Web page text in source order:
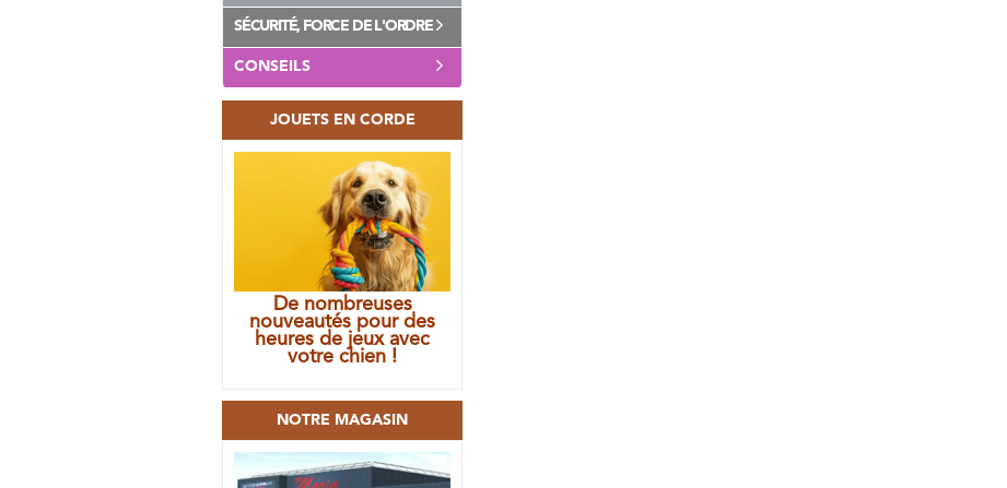
SÉCURITÉ, FORCE DE L'ORDRE
CONSEILS
JOUETS EN CORDE
De nombreuses
nouveautés pour des
heures de jeux avec
votre chien !
NOTRE MAGASIN